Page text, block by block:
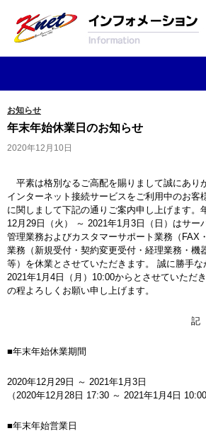
お知らせ
年末年始休業日のお知らせ
2020年12月10日
平素は格別なるご高配を賜りまして誠にあり
インターネット接続サービスをご利用中のお客
に関しまして下記の通りご案内申し上げます。
12月29日（火） ～ 2021年1月3日（日）はサー
管理業務およびカスタマーサポート業務（FAX
業務（新規受付・契約変更受付・経理業務・機
等）を休業とさせていただきます。 誠に勝手
2021年1月4日（月）10:00からとさせていただ
の程よろしくお願い申し上げます。
記
■年末年始休業期間
2020年12月29日 ～ 2021年1月3日
（2020年12月28日 17:30 ～ 2021年1月4日 10:00
■年末年始営業日